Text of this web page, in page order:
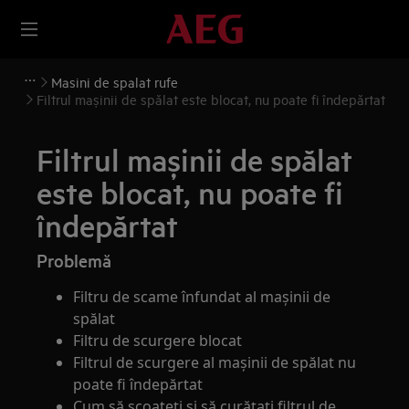
Masini de spalat rufe
Filtrul mașinii de spălat este blocat, nu poate fi îndepărtat
Filtrul mașinii de spălat
este blocat, nu poate fi
îndepărtat
Problemă
Filtru de scame înfundat al mașinii de
spălat
Filtru de scurgere blocat
Filtrul de scurgere al mașinii de spălat nu
poate fi îndepărtat